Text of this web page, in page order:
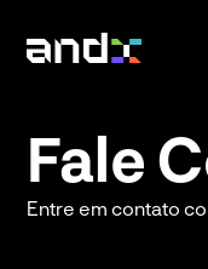
Fale
Entre em contato